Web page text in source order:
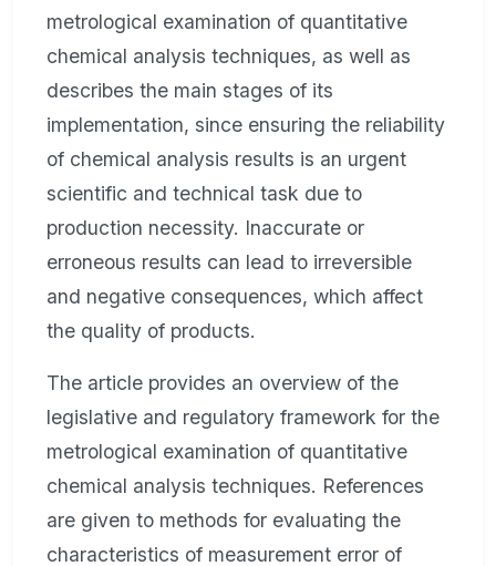
metrological examination of quantitative
chemical analysis techniques, as well as
describes the main stages of its
implementation, since ensuring the reliability
of chemical analysis results is an urgent
scientific and technical task due to
production necessity. Inaccurate or
erroneous results can lead to irreversible
and negative consequences, which affect
the quality of products.
The article provides an overview of the
legislative and regulatory framework for the
metrological examination of quantitative
chemical analysis techniques. References
are given to methods for evaluating the
characteristics of measurement error of